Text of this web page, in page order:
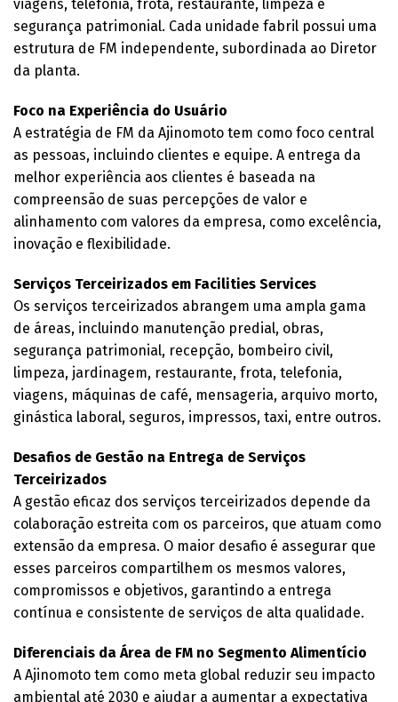
viagens, telefonia, frota, restaurante, limpeza e
segurança patrimonial. Cada unidade fabril possui uma
estrutura de FM independente, subordinada ao Diretor
da planta.
Foco na Experiência do Usuário
A estratégia de FM da Ajinomoto tem como foco central
as pessoas, incluindo clientes e equipe. A entrega da
melhor experiência aos clientes é baseada na
compreensão de suas percepções de valor e
alinhamento com valores da empresa, como excelência,
inovação e flexibilidade.
Serviços Terceirizados em Facilities Services
Os serviços terceirizados abrangem uma ampla gama
de áreas, incluindo manutenção predial, obras,
segurança patrimonial, recepção, bombeiro civil,
limpeza, jardinagem, restaurante, frota, telefonia,
viagens, máquinas de café, mensageria, arquivo morto,
ginástica laboral, seguros, impressos, taxi, entre outros.
Desafios de Gestão na Entrega de Serviços
Terceirizados
A gestão eficaz dos serviços terceirizados depende da
colaboração estreita com os parceiros, que atuam como
extensão da empresa. O maior desafio é assegurar que
esses parceiros compartilhem os mesmos valores,
compromissos e objetivos, garantindo a entrega
contínua e consistente de serviços de alta qualidade.
Diferenciais da Área de FM no Segmento Alimentício
A Ajinomoto tem como meta global reduzir seu impacto
ambiental até 2030 e ajudar a aumentar a expectativa